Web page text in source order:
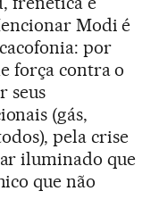
Modi é
por
força contra o
seus
(gás,
pela crise
iluminado que
que não